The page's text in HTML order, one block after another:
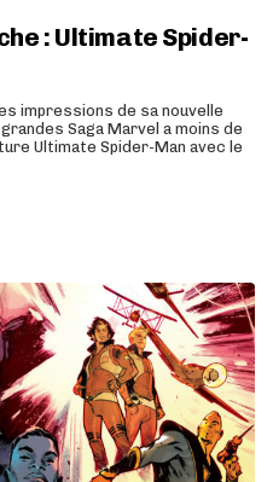
: Ultimate Spider-
impressions de sa nouvelle
Saga Marvel a moins de
Ultimate Spider-Man avec le